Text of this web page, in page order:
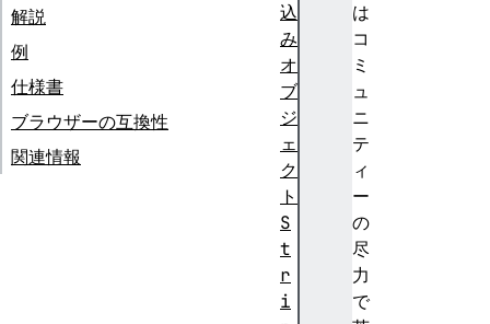
は
コ
ミ
ュ
ニ
テ
ィ
ー
の
尽
力
で
解説
例
仕様書
ブラウザーの互換性
関連情報
込
み
オ
ブ
ジ
ェ
ク
ト
S
t
r
i